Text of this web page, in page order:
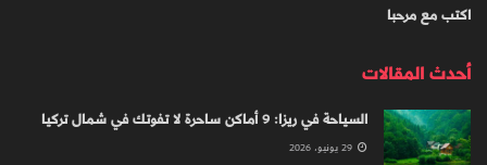
اكتب مع مرحبا
أحدث المقالات
السياحة في ريزا: 9 أماكن ساحرة لا تفوتك في شمال تركيا